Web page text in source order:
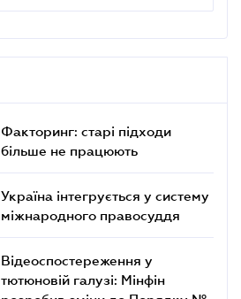
Факторинг: старі підходи
більше не працюють
Україна інтегрується у систему
міжнародного правосуддя
Відеоспостереження у
тютюновій галузі: Мінфін